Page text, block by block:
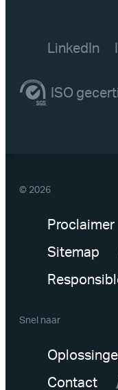
ISO
LinkedIn
© 2026
Proclaimer
Sitemap
Snel naar
Contact